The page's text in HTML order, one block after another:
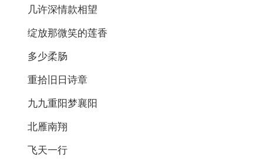
几许深情款相望
绽放那微笑的莲香
多少柔肠
重拾旧日诗章
九九重阳梦襄阳
北雁南翔
飞天一行